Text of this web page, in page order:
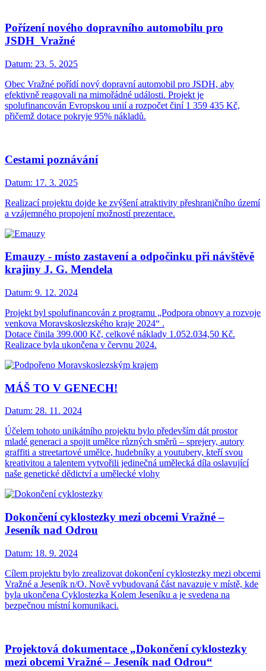
Pořízení nového dopravního automobilu pro
JSDH_Vražné
Datum: 23. 5. 2025
Obec Vražné pořídí nový dopravní automobil pro JSDH, aby
efektivně reagovali na mimořádné události. Projekt je
spolufinancován Evropskou unií a rozpočet činí 1 359 435 Kč,
přičemž dotace pokryje 95% nákladů.
Cestami poznávání
Datum: 17. 3. 2025
Realizací projektu dojde ke zvýšení atraktivity přeshraničního území
a vzájemného propojení možností prezentace.
Emauzy - místo zastavení a odpočinku při návštěvě
krajiny J. G. Mendela
Datum: 9. 12. 2024
Projekt byl spolufinancován z programu „Podpora obnovy a rozvoje
venkova Moravskoslezského kraje 2024“ .
Dotace činila 399.000 Kč, celkové náklady 1.052.034,50 Kč.
Realizace byla ukončena v červnu 2024.
MÁŠ TO V GENECH!
Datum: 28. 11. 2024
Účelem tohoto unikátního projektu bylo především dát prostor
mladé generaci a spojit umělce různých směrů – sprejery, autory
graffiti a streetartové umělce, hudebníky a youtubery, kteří svou
kreativitou a talentem vytvořili jedinečná umělecká díla oslavující
naše genetické dědictví a umělecké vlohy
Dokončení cyklostezky mezi obcemi Vražné –
Jeseník nad Odrou
Datum: 18. 9. 2024
Cílem projektu bylo zrealizovat dokončení cyklostezky mezi obcemi
Vražné a Jeseník n/O. Nově vybudovaná část navazuje v místě, kde
byla ukončena Cyklostezka Kolem Jeseníku a je svedena na
bezpečnou místní komunikaci.
Projektová dokumentace „Dokončení cyklostezky
mezi obcemi Vražné – Jeseník nad Odrou“